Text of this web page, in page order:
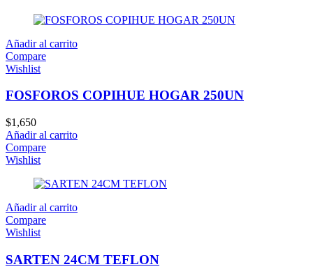
Añadir al carrito
Compare
Wishlist
FOSFOROS COPIHUE HOGAR 250UN
$1,650
Añadir al carrito
Compare
Wishlist
Añadir al carrito
Compare
Wishlist
SARTEN 24CM TEFLON